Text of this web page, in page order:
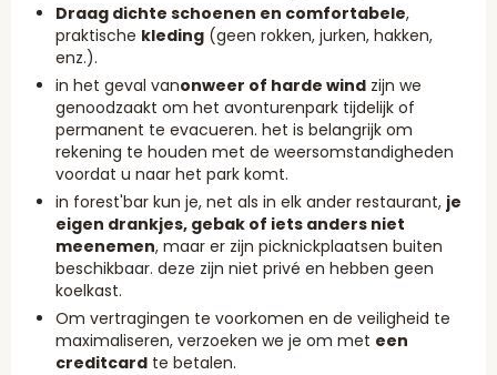
Draag dichte schoenen en comfortabele,
praktische kleding (geen rokken, jurken, hakken,
enz.).
in het geval vanonweer of harde wind zijn we
genoodzaakt om het avonturenpark tijdelijk of
permanent te evacueren. het is belangrijk om
rekening te houden met de weersomstandigheden
voordat u naar het park komt.
in forest'bar kun je, net als in elk ander restaurant, je
eigen drankjes, gebak of iets anders niet
meenemen, maar er zijn picknickplaatsen buiten
beschikbaar. deze zijn niet privé en hebben geen
koelkast.
Om vertragingen te voorkomen en de veiligheid te
maximaliseren, verzoeken we je om met een
creditcard te betalen.